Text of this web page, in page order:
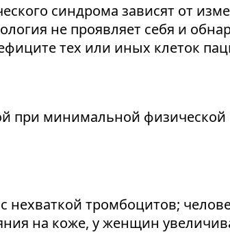
синдрома зависят от
не проявляет себя и
тех или иных клеток
при минимальной
тромбоцитов;
на коже, у женщин